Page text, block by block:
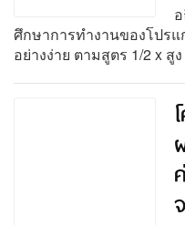
ศึกษาการทำงานของโปร
อย่างง่าย ตามสูตร 1/2 x